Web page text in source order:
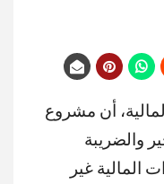
أن مشروع
والضريبة
المالية غير